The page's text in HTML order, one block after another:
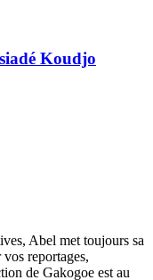
Koudjo
Abel met toujours sa
reportages,
de Gakogoe est au